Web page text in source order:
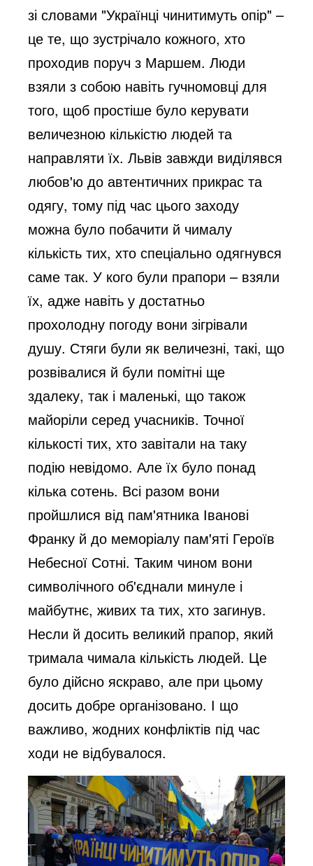
зі словами "Українці чинитимуть опір" –
це те, що зустрічало кожного, хто
проходив поруч з Маршем. Люди
взяли з собою навіть гучномовці для
того, щоб простіше було керувати
величезною кількістю людей та
направляти їх. Львів завжди виділявся
любов'ю до автентичних прикрас та
одягу, тому під час цього заходу
можна було побачити й чималу
кількість тих, хто спеціально одягнувся
саме так. У кого були прапори – взяли
їх, адже навіть у достатньо
прохолодну погоду вони зігрівали
душу. Стяги були як величезні, такі, що
розвівалися й були помітні ще
здалеку, так і маленькі, що також
майоріли серед учасників. Точної
кількості тих, хто завітали на таку
подію невідомо. Але їх було понад
кілька сотень. Всі разом вони
пройшлися від пам'ятника Іванові
Франку й до меморіалу пам'яті Героїв
Небесної Сотні. Таким чином вони
символічного об'єднали минуле і
майбутнє, живих та тих, хто загинув.
Несли й досить великий прапор, який
тримала чимала кількість людей. Це
було дійсно яскраво, але при цьому
досить добре організовано. І що
важливо, жодних конфліктів під час
ходи не відбувалося.